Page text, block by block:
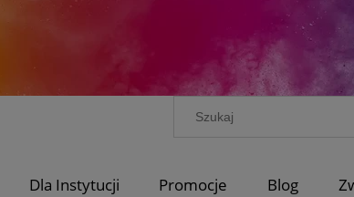
Dla Instytucji Promocje Blog